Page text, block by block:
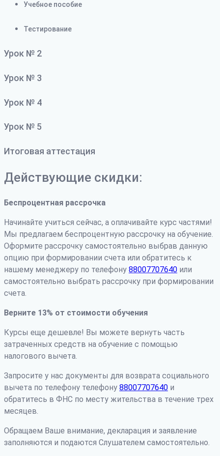
Учебное пособие
Тестирование
Урок № 2
Урок № 3
Урок № 4
Урок № 5
Итоговая аттестация
Действующие скидки:
Беспроцентная рассрочка
Начинайте учиться сейчас, а оплачивайте курс частями!
Мы предлагаем беспроцентную рассрочку на обучение.
Оформите рассрочку самостоятельно выбрав данную
опцию при формировании счета или обратитесь к
нашему менеджеру по телефону 88007707640 или
самостоятельно выбрать рассрочку при формировании
счета.
Верните 13% от стоимости обучения
Курсы еще дешевле! Вы можете вернуть часть
затраченных средств на обучение с помощью
налогового вычета.
Запросите у нас документы для возврата социального
вычета по телефону телефону 88007707640 и
обратитесь в ФНС по месту жительства в течение трех
месяцев.
Обращаем Ваше внимание, декларация и заявление
заполняются и подаются Слушателем самостоятельно.